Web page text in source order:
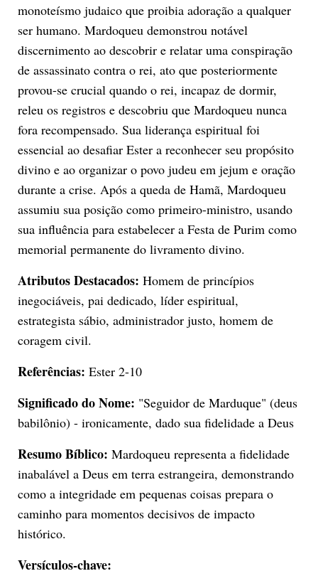
monoteísmo judaico que proibia adoração a qualquer
ser humano. Mardoqueu demonstrou notável
discernimento ao descobrir e relatar uma conspiração
de assassinato contra o rei, ato que posteriormente
provou-se crucial quando o rei, incapaz de dormir,
releu os registros e descobriu que Mardoqueu nunca
fora recompensado. Sua liderança espiritual foi
essencial ao desafiar Ester a reconhecer seu propósito
divino e ao organizar o povo judeu em jejum e oração
durante a crise. Após a queda de Hamã, Mardoqueu
assumiu sua posição como primeiro-ministro, usando
sua influência para estabelecer a Festa de Purim como
memorial permanente do livramento divino.
Atributos Destacados: Homem de princípios
inegociáveis, pai dedicado, líder espiritual,
estrategista sábio, administrador justo, homem de
coragem civil.
Referências: Ester 2-10
Significado do Nome: "Seguidor de Marduque" (deus
babilônio) - ironicamente, dado sua fidelidade a Deus
Resumo Bíblico: Mardoqueu representa a fidelidade
inabalável a Deus em terra estrangeira, demonstrando
como a integridade em pequenas coisas prepara o
caminho para momentos decisivos de impacto
histórico.
Versículos-chave: